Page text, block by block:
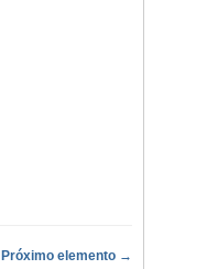
Próximo elemento →